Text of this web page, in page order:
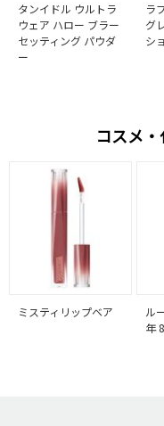
タンイドル ウルトラ
ウェア ハロー ブラー
セッティング パウダ
ー
ラ
グ
シ
コスメ
ミスティリップベア
ル
年